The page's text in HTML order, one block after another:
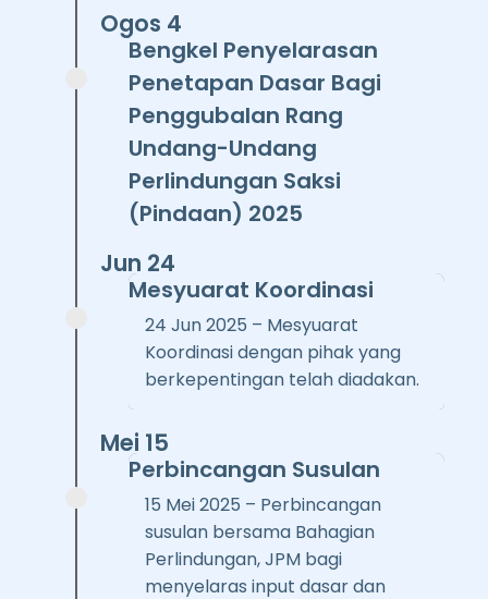
Ogos 4
Bengkel Penyelarasan
Penetapan Dasar Bagi
Penggubalan Rang
Undang-Undang
Perlindungan Saksi
(Pindaan) 2025
Jun 24
Mesyuarat Koordinasi
24 Jun 2025 – Mesyuarat
Koordinasi dengan pihak yang
berkepentingan telah diadakan.
Mei 15
Perbincangan Susulan
15 Mei 2025 – Perbincangan
susulan bersama Bahagian
Perlindungan, JPM bagi
menyelaras input dasar dan